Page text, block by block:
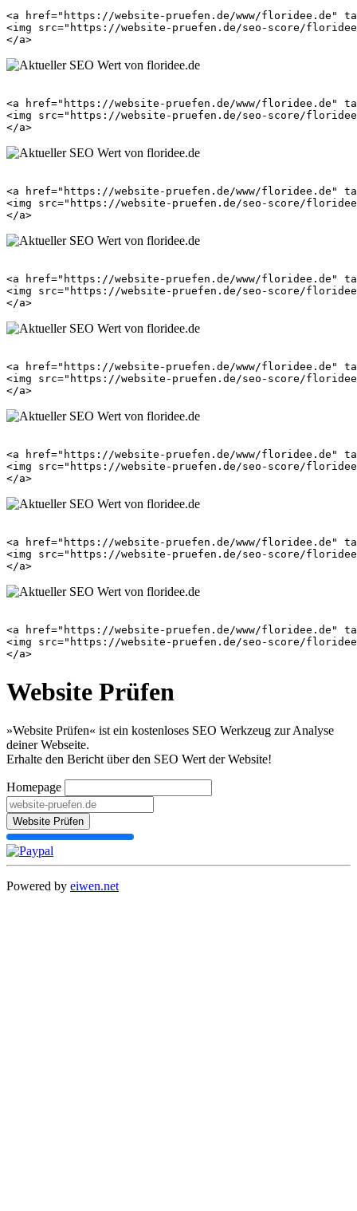
<a href="https://website-pruefen.de/www/floridee.de"
<img src="https://website-pruefen.de/seo-score/
<a href="https://website-pruefen.de/www/floridee.de"
<img src="https://website-pruefen.de/seo-score/
<a href="https://website-pruefen.de/www/floridee.de"
<img src="https://website-pruefen.de/seo-score/
<a href="https://website-pruefen.de/www/floridee.de"
<img src="https://website-pruefen.de/seo-score/
<a href="https://website-pruefen.de/www/floridee.de"
<img src="https://website-pruefen.de/seo-score/
<a href="https://website-pruefen.de/www/floridee.de"
<img src="https://website-pruefen.de/seo-score/
<a href="https://website-pruefen.de/www/floridee.de"
<img src="https://website-pruefen.de/seo-score/
<a href="https://website-pruefen.de/www/floridee.de"
<img src="https://website-pruefen.de/seo-score/
Website Prüfen
»Website Prüfen« ist ein kostenloses SEO Werkzeug zur Analyse
deiner Webseite.
Erhalte den Bericht über den SEO Wert der Website!
Homepage
Website Prüfen
Powered by eiwen.net